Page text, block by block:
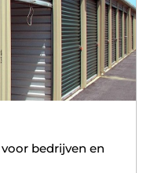
bedrijven en